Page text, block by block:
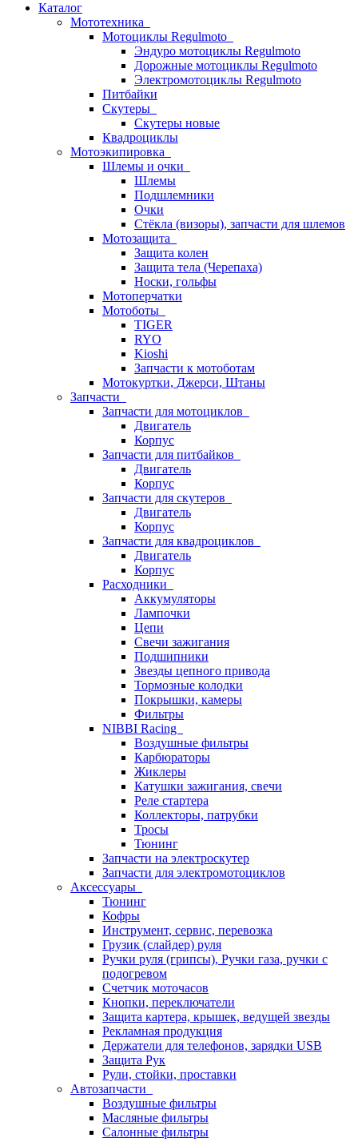
Каталог
Мототехника
Мотоциклы Regulmoto
Эндуро мотоциклы Regulmoto
Дорожные мотоциклы Regulmoto
Электромотоциклы Regulmoto
Питбайки
Скутеры
Скутеры новые
Квадроциклы
Мотоэкипировка
Шлемы и очки
Шлемы
Подшлемники
Очки
Стёкла (визоры), запчасти для шлемов
Мотозащита
Защита колен
Защита тела (Черепаха)
Носки, гольфы
Мотоперчатки
Мотоботы
TIGER
RYO
Kioshi
Запчасти к мотоботам
Мотокуртки, Джерси, Штаны
Запчасти
Запчасти для мотоциклов
Двигатель
Корпус
Запчасти для питбайков
Двигатель
Корпус
Запчасти для скутеров
Двигатель
Корпус
Запчасти для квадроциклов
Двигатель
Корпус
Расходники
Аккумуляторы
Лампочки
Цепи
Свечи зажигания
Подшипники
Звезды цепного привода
Тормозные колодки
Покрышки, камеры
Фильтры
NIBBI Racing
Воздушные фильтры
Карбюраторы
Жиклеры
Катушки зажигания, свечи
Реле стартера
Коллекторы, патрубки
Тросы
Тюнинг
Запчасти на электроскутер
Запчасти для электромотоциклов
Аксессуары
Тюнинг
Кофры
Инструмент, сервис, перевозка
Грузик (слайдер) руля
Ручки руля (грипсы), Ручки газа, ручки с
подогревом
Счетчик моточасов
Кнопки, переключатели
Защита картера, крышек, ведущей звезды
Рекламная продукция
Держатели для телефонов, зарядки USB
Защита Рук
Рули, стойки, проставки
Автозапчасти
Воздушные фильтры
Масляные фильтры
Салонные фильтры